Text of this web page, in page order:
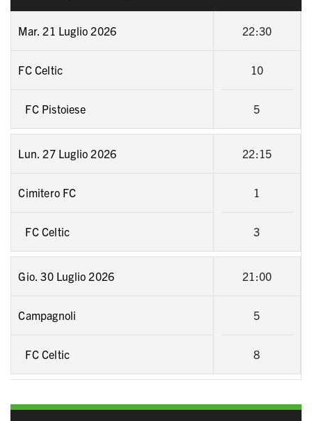
Mar. 21 Luglio 2026 22:30
FC Celtic 10
5
FC Pistoiese
Lun. 27 Luglio 2026 22:15
Cimitero FC 1
3
FC Celtic
Gio. 30 Luglio 2026 21:00
Campagnoli 5
8
FC Celtic